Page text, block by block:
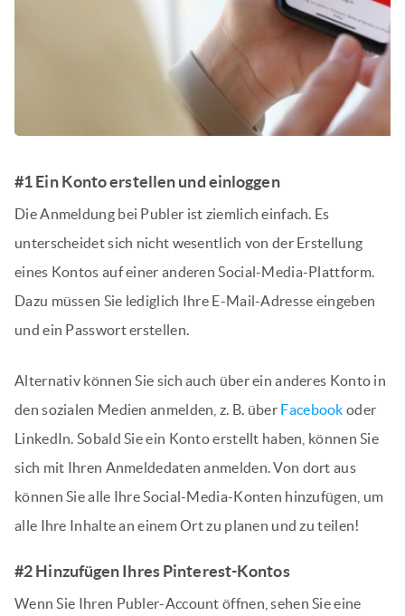
#1 Ein Konto erstellen und einloggen
Die Anmeldung bei Publer ist ziemlich einfach. Es
unterscheidet sich nicht wesentlich von der Erstellung
eines Kontos auf einer anderen Social-Media-Plattform.
Dazu müssen Sie lediglich Ihre E-Mail-Adresse eingeben
und ein Passwort erstellen.
Alternativ können Sie sich auch über ein anderes Konto in
den sozialen Medien anmelden, z. B. über Facebook oder
LinkedIn. Sobald Sie ein Konto erstellt haben, können Sie
sich mit Ihren Anmeldedaten anmelden. Von dort aus
können Sie alle Ihre Social-Media-Konten hinzufügen, um
alle Ihre Inhalte an einem Ort zu planen und zu teilen!
#2 Hinzufügen Ihres Pinterest-Kontos
Wenn Sie Ihren Publer-Account öffnen, sehen Sie eine